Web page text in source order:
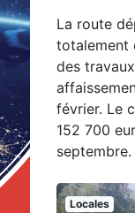
La route
totalement
des
février. Le
152 700
septembre.
Locales